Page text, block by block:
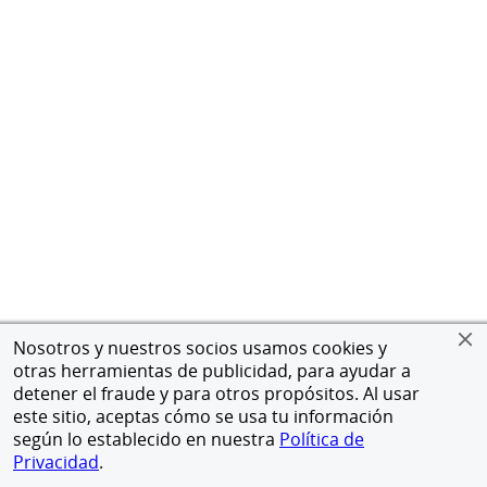
Nosotros y nuestros socios usamos cookies y
otras herramientas de publicidad, para ayudar a
detener el fraude y para otros propósitos. Al usar
este sitio, aceptas cómo se usa tu información
según lo establecido en nuestra Política de
Privacidad.